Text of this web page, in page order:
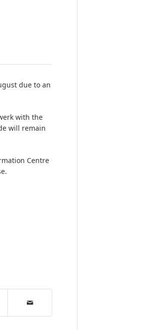
due to an
with the
will remain
Centre